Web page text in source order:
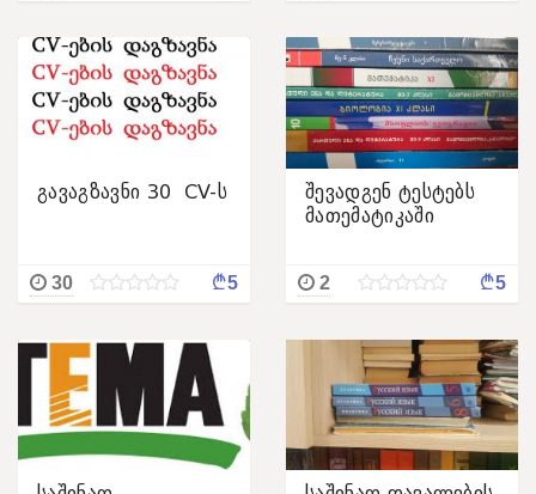
გავაგზავნი 30 CV-ს
30 ¢5
შევადგენ ტესტებს
მათემატიკაში
2 ¢5